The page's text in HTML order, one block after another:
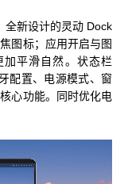
全新设计的灵动 Dock
图标；应用开启与图
平滑自然。状态栏
配置、电源模式、窗
心功能。同时优化电